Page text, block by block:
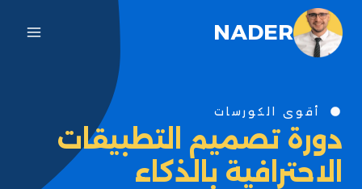
NADER
أقوى الكورسات
دورة تصميم التطبيقات
الاحترافية بالذكاء